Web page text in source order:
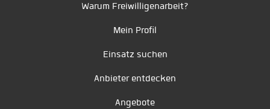
Warum Freiwilligenarbeit?
Mein Profil
Einsatz suchen
Anbieter entdecken
Angebote